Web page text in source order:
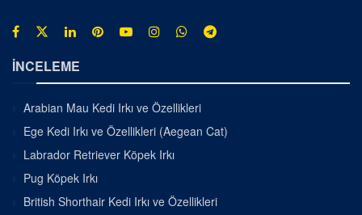
İNCELEME
Arabian Mau Kedi Irkı ve Özellikleri
Ege Kedi Irkı ve Özellikleri (Aegean Cat)
Labrador Retriever Köpek Irkı
Pug Köpek Irkı
British Shorthair Kedi Irkı ve Özellikleri